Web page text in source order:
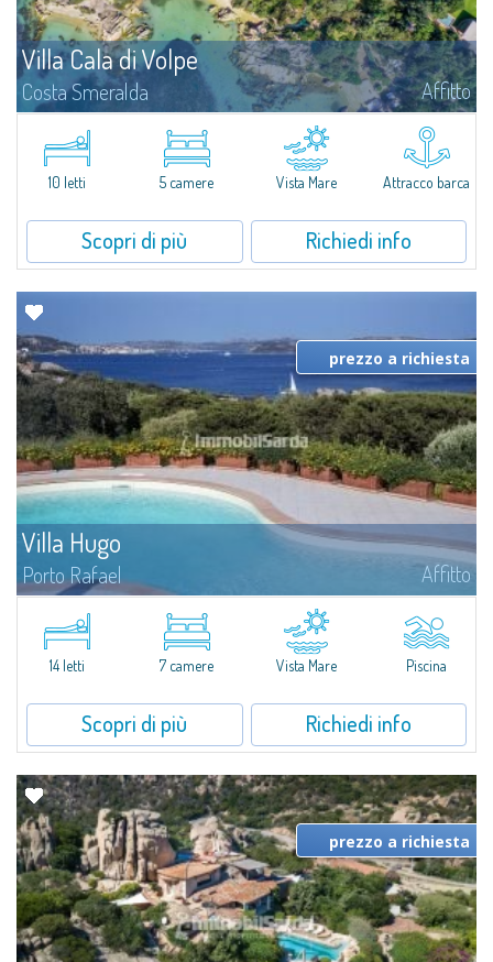
Villa Cala di Volpe
Costa Smeralda Affitto
Vi diamo il benvenuto a Villa Cala di Volpe, straordinaria proprietà fronte
mare e vera e propria penisola privata di circa 6.000 metri quadrati lungo
le coste cristalline della prestigiosa Baia Cala di Volpe, a due...
10 letti 5 camere Vista Mare Attracco barca
Scopri di più Richiedi info
Villa Hugo
Porto Rafael Affitto
Nell'esclusiva e pittoresca località di Porto Rafael, sorge Villa Hugo, una
delle più ampie ville di Porto Rafael, affascinante proprietà caratterizzata da
un'invidiabile posizione panoramica...
prezzo a richiesta
14 letti 7 camere Vista Mare Piscina
Scopri di più Richiedi info
prezzo a richiesta